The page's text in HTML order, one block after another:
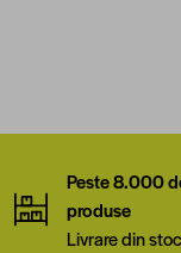
Peste 8.000
produse
Livrare din